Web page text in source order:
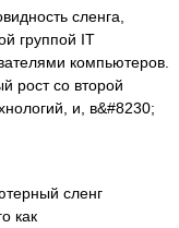
сленга,
группой IT
компьютеров.
рост со второй
и, в&#8230;
сленг
как